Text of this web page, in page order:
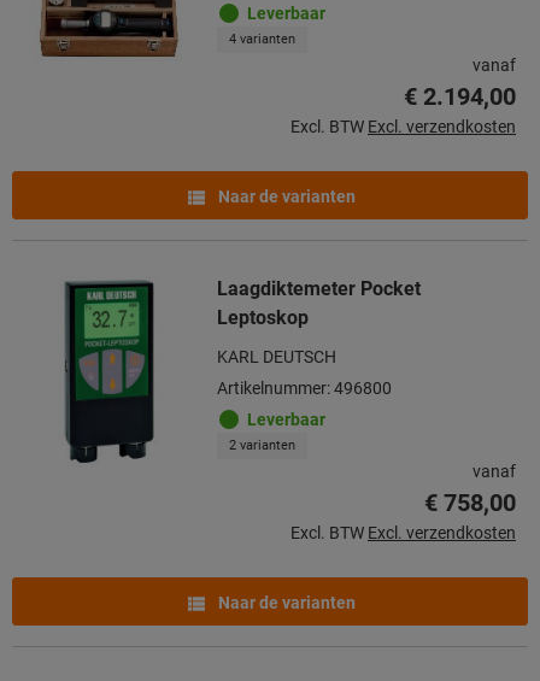
Leverbaar
4 varianten
vanaf
€ 2.194,00
Excl. BTW Excl. verzendkosten
Naar de varianten
Laagdiktemeter Pocket
Leptoskop
KARL DEUTSCH
Artikelnummer: 496800
Leverbaar
2 varianten
vanaf
€ 758,00
Excl. BTW Excl. verzendkosten
Naar de varianten